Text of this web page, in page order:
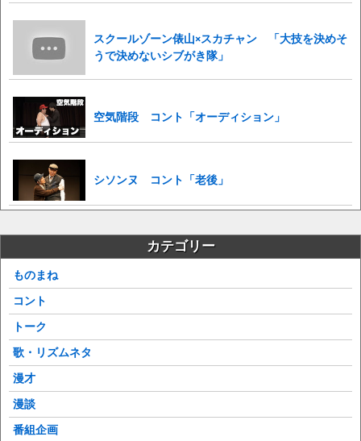
スクールゾーン俵山×スカチャン 「大技を決めそ
うで決めないシブがき隊」
空気階段 コント「オーディション」
シソンヌ コント「老後」
カテゴリー
ものまね
コント
トーク
歌・リズムネタ
漫才
漫談
番組企画